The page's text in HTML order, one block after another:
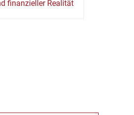
finanzieller Realität